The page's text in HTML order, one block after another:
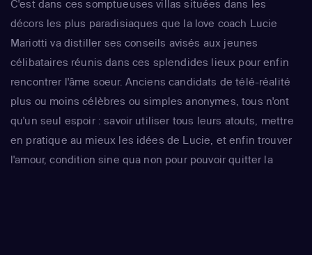
C'est dans ces somptueuses villas situées dans les
décors les plus paradisiaques que la love coach Lucie
Mariotti va distiller ses conseils avisés aux jeunes
célibataires réunis dans ces splendides lieux pour enfin
rencontrer l'âme soeur. Anciens candidats de télé-réalité
plus ou moins célèbres ou simples anonymes, tous n'ont
qu'un seul espoir : savoir utiliser tous leurs atouts, mettre
en pratique au mieux les idées de Lucie, et enfin trouver
l'amour, condition sine qua non pour pouvoir quitter la